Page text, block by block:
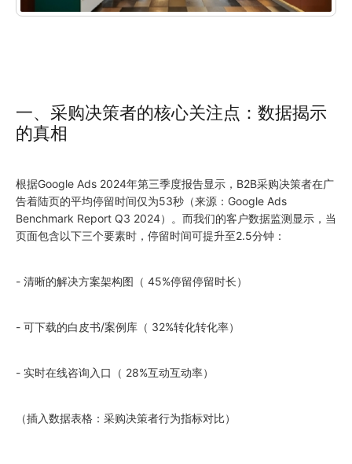
一、采购决策者的核心关注点：数据揭示
的真相
根据Google Ads 2024年第三季度报告显示，B2B采购决策者在广
告着陆页的平均停留时间仅为53秒（来源：Google Ads
Benchmark Report Q3 2024）。而我们的客户数据监测显示，当
页面包含以下三个要素时，停留时间可提升至2.5分钟：
- 清晰的解决方案架构图（ 45%停留停留时长）
- 可下载的白皮书/案例库（ 32%转化转化率）
- 实时在线咨询入口（ 28%互动互动率）
（插入数据表格：采购决策者行为指标对比）